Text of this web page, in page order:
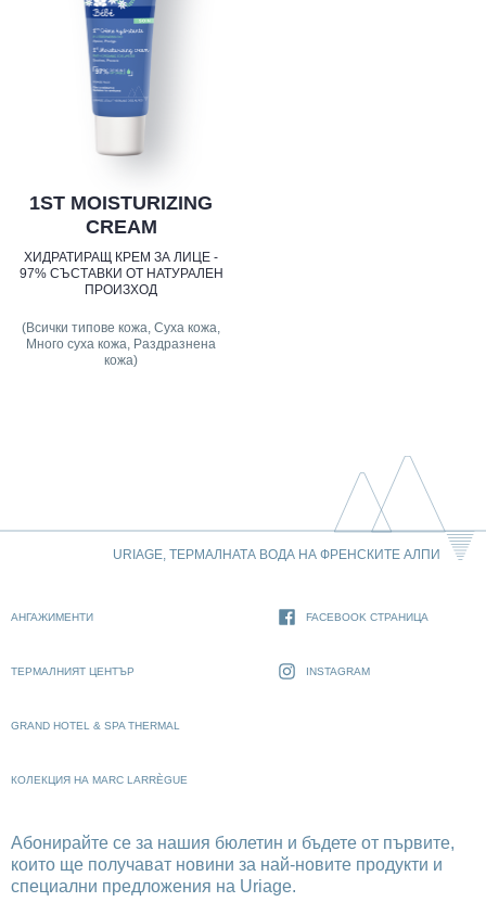
1ST MOISTURIZING
CREAM
ХИДРАТИРАЩ КРЕМ ЗА ЛИЦЕ -
97% СЪСТАВКИ ОТ НАТУРАЛЕН
ПРОИЗХОД
(Всички типове кожа, Суха кожа,
Много суха кожа, Раздразнена
кожа)
URIAGE, ТЕРМАЛНАТА ВОДА НА ФРЕНСКИТЕ АЛПИ
АНГАЖИМЕНТИ
ТЕРМАЛНИЯТ ЦЕНТЪР
GRAND HOTEL & SPA THERMAL
КОЛЕКЦИЯ НА MARC LARRÈGUE
FACEBOOK СТРАНИЦА
INSTAGRAM
Абонирайте се за нашия бюлетин и бъдете от първите,
които ще получават новини за най-новите продукти и
специални предложения на Uriage.